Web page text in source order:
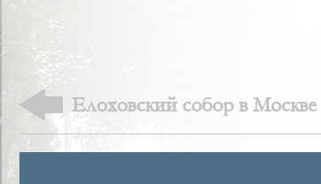
Елоховский собор в Москве